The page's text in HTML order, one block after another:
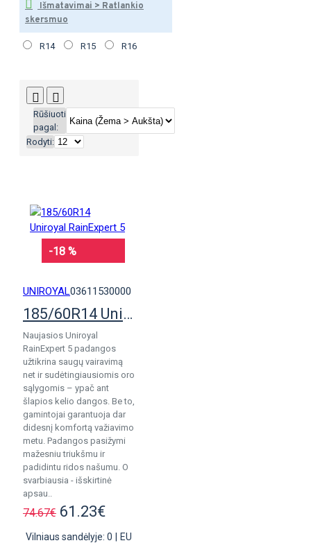
Išmatavimai > Ratlankio
skersmuo
R14 R15 R16
Rūšiuoti
pagal:
Rodyti:
-18 %
UNIROYAL03611530000
185/60R14 Uniroyal RainExpert 5
Naujasios Uniroyal
RainExpert 5 padangos
užtikrina saugų vairavimą
net ir sudėtingiausiomis oro
sąlygomis – ypač ant
šlapios kelio dangos. Be to,
gamintojai garantuoja dar
didesnį komfortą važiavimo
metu. Padangos pasižymi
mažesniu triukšmu ir
padidintu ridos našumu. O
svarbiausia - išskirtinė
apsau..
74.67€ 61.23€
Vilniaus sandėlyje: 0
EU